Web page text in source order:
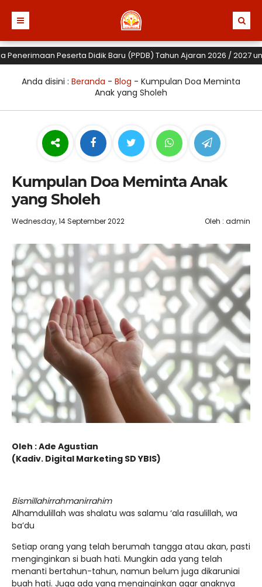
Peserta Didik Baru (PPDB) Tahun Ajaran 2026 / 2027
Anda disini : Beranda - Blog - Kumpulan Doa Meminta
Anak yang Sholeh
Kumpulan Doa Meminta Anak
yang Sholeh
Wednesday, 14 September 2022 Oleh : admin
Oleh : Ade Agustian
(Kadiv. Digital Marketing SD YBIS)
Bismillahirrahmanirrahim
Alhamdulillah was shalatu was salamu ‘ala rasulillah, wa
ba’du
Setiap orang yang telah berumah tangga atau akan, pasti
menginginkan si buah hati. Mungkin ada yang telah
menanti bertahun-tahun, namun belum juga dikaruniai
buah hati. Juga ada yang menginginkan agar anaknya